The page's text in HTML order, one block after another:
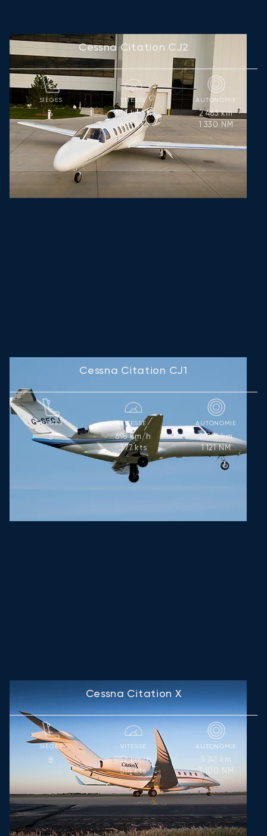
Cessna Citation CJ2
SIÈGES
6
VITESSE
754km/h
407kts
AUTONOMIE
2 463km
1 330 NM
Cessna Citation CJ1
SIÈGES
5
VITESSE
698km/h
377kts
AUTONOMIE
2 076km
1 121NM
Cessna Citation X
SIÈGES
8
VITESSE
952km/h
514kts
AUTONOMIE
5 741 km
3 100 NM